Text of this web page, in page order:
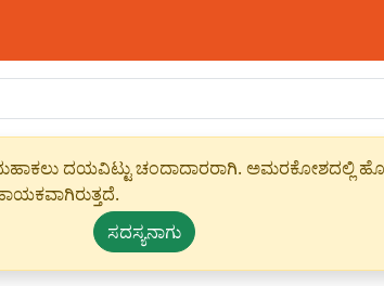
ದಯವಿಟ್ಟು ಚಂದಾದಾರರಾಗಿ. ಅಮರಕೋಶದಲ್ಲಿ ಹೊಸ
ಸದಸ್ಯನಾಗು